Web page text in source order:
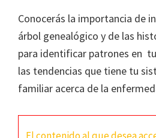
Conocerás la importancia de
árbol genealógico y de las
para identificar patrones en
las tendencias que tiene tu
familiar acerca de la